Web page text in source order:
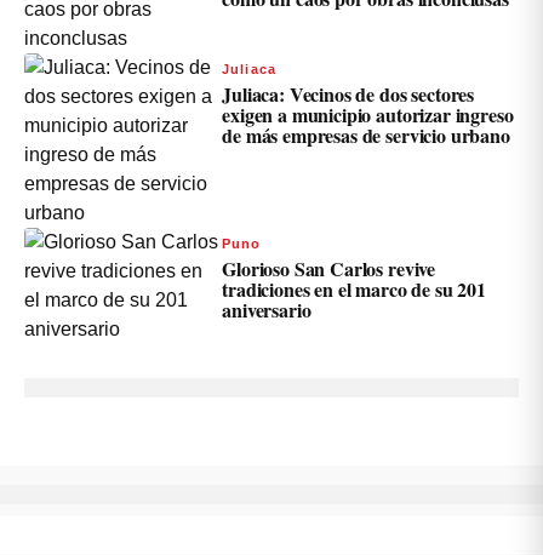
Juliaca
Juliaca: Vecinos de dos sectores
exigen a municipio autorizar ingreso
de más empresas de servicio urbano
Puno
Glorioso San Carlos revive
tradiciones en el marco de su 201
aniversario